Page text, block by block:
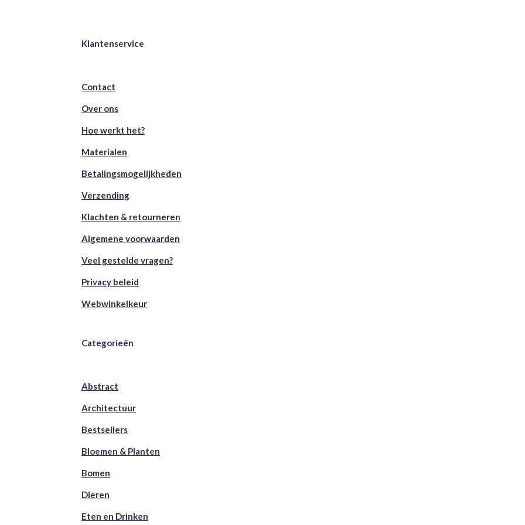
Klantenservice
Contact
Over ons
Hoe werkt het?
Materialen
Betalingsmogelijkheden
Verzending
Klachten & retourneren
Algemene voorwaarden
Veel gestelde vragen?
Privacy beleid
Webwinkelkeur
Categorieën
Abstract
Architectuur
Bestsellers
Bloemen & Planten
Bomen
Dieren
Eten en Drinken